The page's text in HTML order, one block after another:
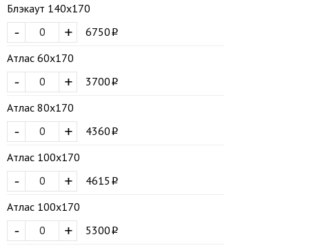
Блэкаут 140х170
+
-
6750
Атлас 60х170
+
-
3700
Атлас 80х170
+
-
4360
Атлас 100х170
+
-
4615
Атлас 100х170
+
-
5300